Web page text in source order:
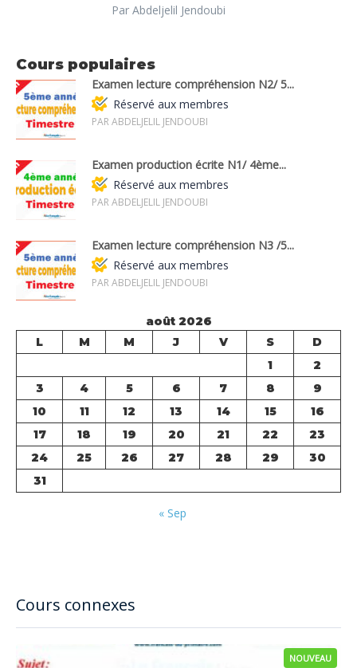
Cours connexes
NOUVEAU
Par Abdeljelil Jendoubi
Cours populaires
Examen lecture compréhension N2/ 5...
Réservé aux membres
PAR ABDELJELIL JENDOUBI
Examen production écrite N1/ 4ème...
Réservé aux membres
PAR ABDELJELIL JENDOUBI
Examen lecture compréhension N3 /5...
Réservé aux membres
PAR ABDELJELIL JENDOUBI
août 2026
L
M M J V S
D
1
2
3
4 5 6 7 8
9
10
11 12 13 14 15
16
17
18 19 20 21 22
23
24
25 26 27 28 29
30
31
« Sep